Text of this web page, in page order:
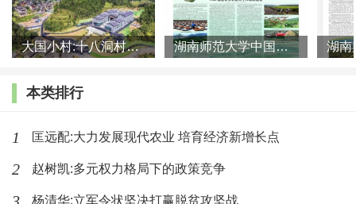
二、战略与策略的关系
乡村振兴是大的战略，战略是站在国家经济发展，
参与国内外竞争，参与国际竞争，尤其是与美国高科技
的竞争。站在未来30年全面现代化的视角去看乡村社
大国小村:十八洞村的现代变迁是一道美丽的风景线 湖南师范大学中国乡村振兴研究院课题组:突出地域特色 推进乡村
本类排行
1 匡远配:大力发展现代农业 培育经济新增长点
2 赵树凯:多元权力格局下的政策竞争
杨清华:立军令状坚决打赢脱贫攻坚战